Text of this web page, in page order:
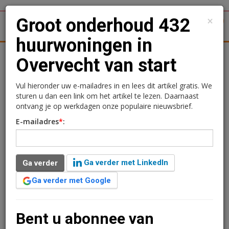
Woningmarkt Kantoren
Groot onderhoud 432
huurwoningen in
Overvecht van start
Redactie
15 juni 2021 om 15:04
5 jaar geleden aangepast
3 minuten leestijd
Mitros en Hemubo zijn gestart met het opknappen van
Maartendreef op de planning. Het groot onderhoud
×
Groot onderhoud 432
huurwoningen in
Overvecht van start
Vul hieronder uw e-mailadres in en lees dit artikel gratis. We
sturen u dan een link om het artikel te lezen. Daarnaast
ontvang je op werkdagen onze populaire nieuwsbrief.
E-mailadres*:
Ga verder
Ga verder met LinkedIn
Ga verder met Google
Bent u abonnee van